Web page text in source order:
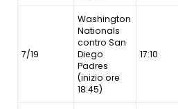
7/19
Washington
Nationals
contro San
Diego
Padres
(inizio ore
18:45)
17:10